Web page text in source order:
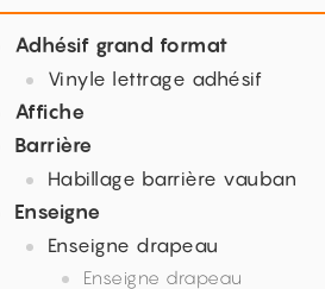
Adhésif grand format
Vinyle lettrage adhésif
Affiche
Barrière
Habillage barrière vauban
Enseigne
Enseigne drapeau
Enseigne drapeau